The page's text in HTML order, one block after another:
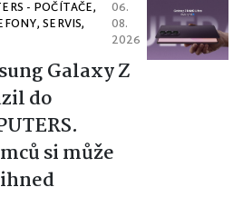
- POČÍTAČE,
SERVIS,
06.
08.
2026
Galaxy Z
do
si může